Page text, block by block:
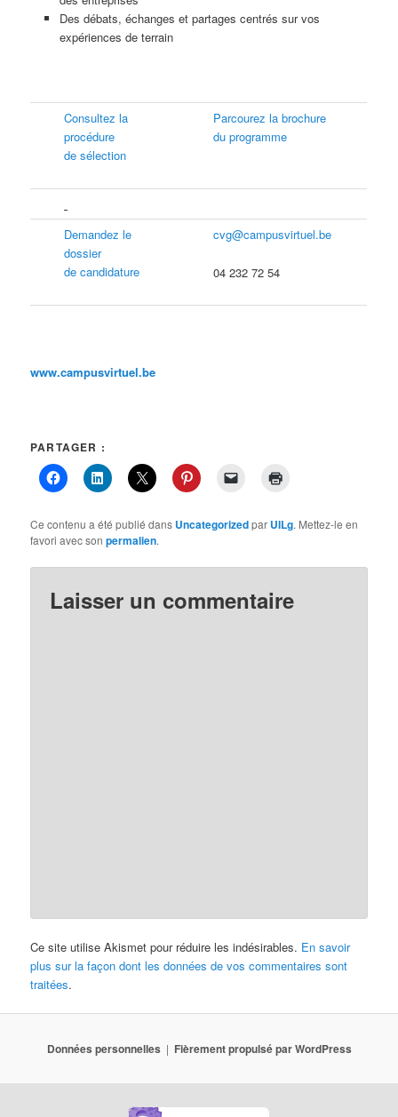
Des débats, échanges et partages centrés sur vos
expériences de terrain
Consultez la
procédure
de sélection
Parcourez la brochure
du programme
Demandez le
dossier
de candidature
cvg@campusvirtuel.be
04 232 72 54
www.campusvirtuel.be
PARTAGER :
Ce contenu a été publié dans Uncategorizedpar UILg. Mettez-le en
favori avec sonpermalien.
Laisser un commentaire
Ce site utilise Akismet pour réduire les indésirables. En savoir
plus sur la façon dont les données de vos commentaires sont
traitées.
Données personnelles Fièrement propulsé par WordPress